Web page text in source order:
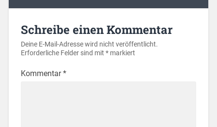
Schreibe einen Kommentar
Deine E-Mail-Adresse wird nicht veröffentlicht.
Erforderliche Felder sind mit *markiert
Kommentar*